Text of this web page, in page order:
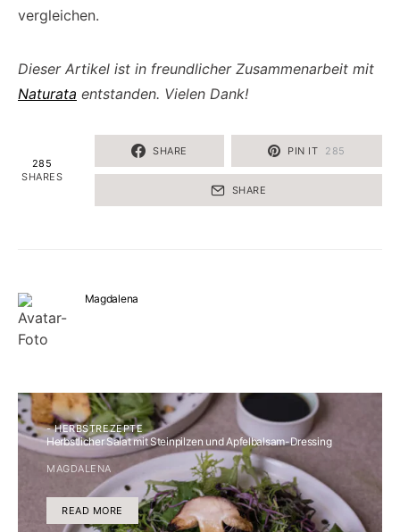
vergleichen.
Dieser Artikel ist in freundlicher Zusammenarbeit mit
Naturata entstanden. Vielen Dank!
285
SHARES
SHARE PIN IT 285
SHARE
Magdalena
- HERBSTREZEPTE
Herbstlicher Salat mit Steinpilzen und Apfelbalsam-Dressing
MAGDALENA
READ MORE